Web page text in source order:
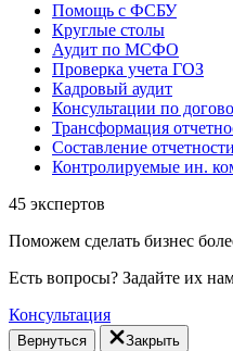
Помощь с ФСБУ
Круглые столы
Аудит по МСФО
Проверка учета ГОЗ
Кадровый аудит
Консультации по
Трансформация
Составление
Контролируемые ин.
45 экспертов
Поможем сделать бизнес
Есть вопросы? Задайте их
Консультация
Вернуться
Закрыть